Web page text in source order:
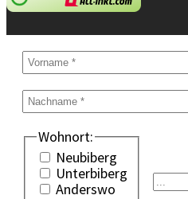
Wohnort:
Neubiberg
Unterbiberg
Anderswo